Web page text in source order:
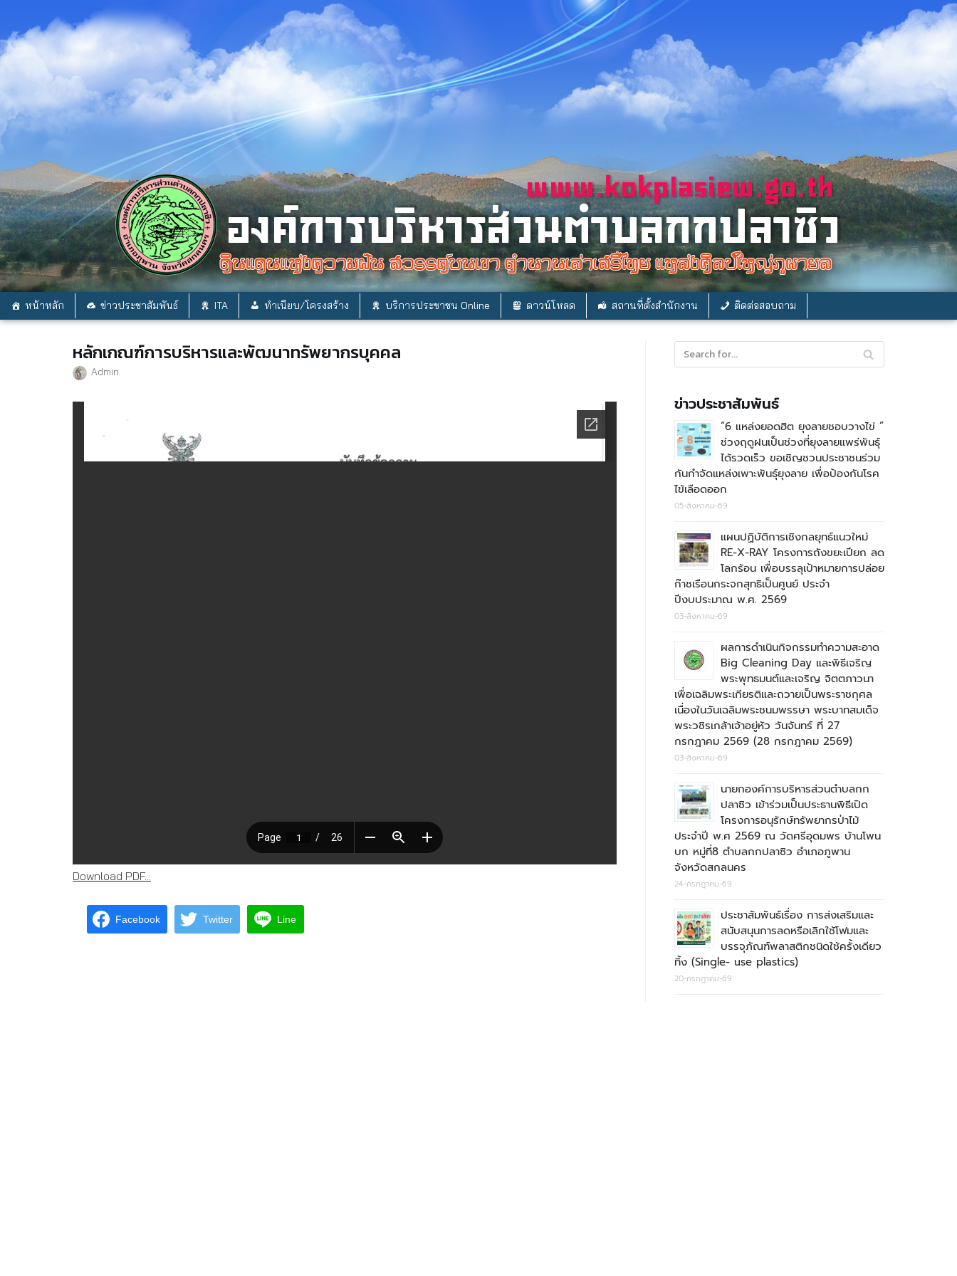
to
content
หน้าหลัก ข่าวประชาสัมพันธ์ ITA ทำเนียบ/โครงสร้าง บริการประชาชน Online ดาวน์โหลด สถานที่ตั้งสำนักงาน ติดต่อสอบถาม
หลักเกณฑ์การบริหารและพัฒนาทรัพยากรบุคคล
Admin
Download PDF...
Facebook Twitter Line
ข่าวประชาสัมพันธ์
“6 แหล่งยอดฮิต ยุงลายชอบวางไข่ ”
ช่วงฤดูฝนเป็นช่วงที่ยุงลายแพร่พันธุ์
ได้รวดเร็ว ขอเชิญชวนประชาชนร่วม
กันกำจัดแหล่งเพาะพันธุ์ยุงลาย เพื่อป้องกันโรค
ไข้เลือดออก
05-สิงหาคม-69
แผนปฏิบัติการเชิงกลยุทธ์แนวใหม่
RE-X-RAY โครงการถังขยะเปียก ลด
โลกร้อน เพื่อบรรลุเป้าหมายการปล่อย
ก๊าชเรือนกระจกสุทธิเป็นศูนย์ ประจำ
ปีงบประมาณ พ.ศ. 2569
03-สิงหาคม-69
ผลการดำเนินกิจกรรมทำความสะอาด
Big Cleaning Day และพิธีเจริญ
พระพุทธมนต์และเจริญ จิตตภาวนา
เพื่อเฉลิมพระเกียรติและถวายเป็นพระราชกุศล
เนื่องในวันเฉลิมพระชนมพรรษา พระบาทสมเด็จ
พระวชิรเกล้าเจ้าอยู่หัว วันจันทร์ ที่ 27
กรกฎาคม 2569 (28 กรกฎาคม 2569)
03-สิงหาคม-69
นายกองค์การบริหารส่วนตำบลกก
ปลาซิว เข้าร่วมเป็นประธานพิธีเปิด
โครงการอนุรักษ์ทรัพยากรป่าไม้
ประจำปี พ.ศ 2569 ณ วัดศรีอุดมพร บ้านโพน
บก หมู่ที่8 ตำบลกกปลาซิว อำเภอภูพาน
จังหวัดสกลนคร
24-กรกฎาคม-69
ประชาสัมพันธ์เรื่อง การส่งเสริมและ
สนับสนุนการลดหรือเลิกใช้โฟมและ
บรรจุภัณฑ์พลาสติกชนิดใช้ครั้งเดียว
ทิ้ง (Single- use plastics)
20-กรกฎาคม-69